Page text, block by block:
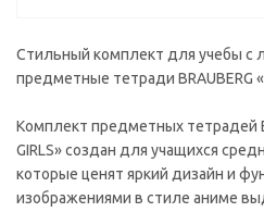
Стильный комплект для учебы
предметные тетради BRAUBERG
Комплект предметных тетрадей
GIRLS» создан для учащихся
которые ценят яркий дизайн и
изображениями в стиле аниме